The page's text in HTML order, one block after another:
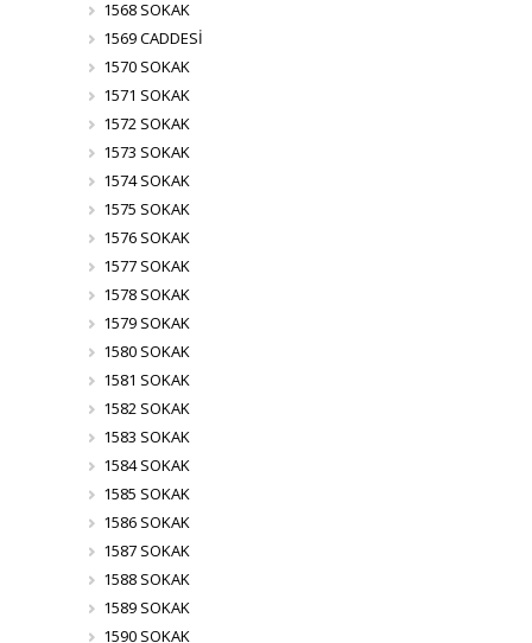
1568 SOKAK
1569 CADDESİ
1570 SOKAK
1571 SOKAK
1572 SOKAK
1573 SOKAK
1574 SOKAK
1575 SOKAK
1576 SOKAK
1577 SOKAK
1578 SOKAK
1579 SOKAK
1580 SOKAK
1581 SOKAK
1582 SOKAK
1583 SOKAK
1584 SOKAK
1585 SOKAK
1586 SOKAK
1587 SOKAK
1588 SOKAK
1589 SOKAK
1590 SOKAK